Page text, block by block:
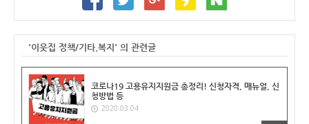
'이웃집 정책/기타.복지' 의 관련글
코로나19 고용유지지원금 총정리! 신청자격, 매뉴얼, 신
청방법 등
2020.03.04